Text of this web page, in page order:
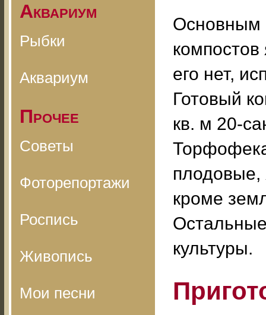
Аквариум
Рыбки
Аквариум
Прочее
Советы
Фоторепортажи
Роспись
Живопись
Мои песни
Основным
его нет,
Готовый
кв. м 20-
плодовые,
кроме
культуры.